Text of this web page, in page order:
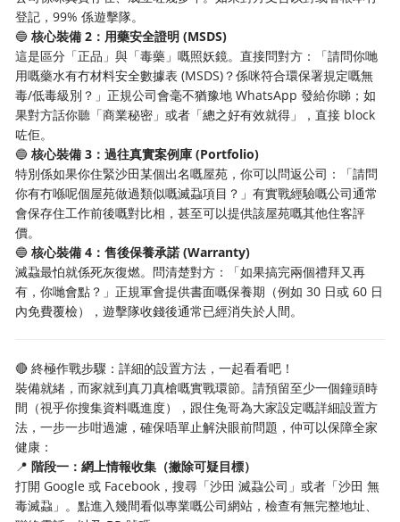
登記，99% 係遊擊隊。
🔵核心裝備 2：用藥安全證明 (MSDS)
這是區分「正品」與「毒藥」嘅照妖鏡。直接問對方：「請問你哋
用嘅藥水有冇材料安全數據表 (MSDS)？係咪符合環保署規定嘅無
毒/低毒級別？」正規公司會毫不猶豫地 WhatsApp 發給你睇；如
果對方話你聽「商業秘密」或者「總之好有效就得」，直接 block
咗佢。
🔵核心裝備 3：過往真實案例庫 (Portfolio)
特別係如果你住緊沙田某個出名嘅屋苑，你可以問返公司：「請問
你有冇喺呢個屋苑做過類似嘅滅蝨項目？」有實戰經驗嘅公司通常
會保存住工作前後嘅對比相，甚至可以提供該屋苑嘅其他住客評
價。
🔵核心裝備 4：售後保養承諾 (Warranty)
滅蝨最怕就係死灰復燃。問清楚對方：「如果搞完兩個禮拜又再
有，你哋會點？」正規軍會提供書面嘅保養期（例如 30 日或 60 日
內免費覆檢），遊擊隊收錢後通常已經消失於人間。
🔴 終極作戰步驟：詳細的設置方法，一起看看吧！
裝備就緒，而家就到真刀真槍嘅實戰環節。請預留至少一個鐘頭時
間（視乎你搜集資料嘅進度），跟住兔哥為大家設定嘅詳細設置方
法，一步一步咁過濾，確保唔單止解決眼前問題，仲可以保障全家
健康：
📍階段一：網上情報收集（撇除可疑目標）
打開 Google 或 Facebook，搜尋「沙田 滅蝨公司」或者「沙田 無
毒滅蝨」。點進入幾間看似專業嘅公司網站，檢查有無完整地址、